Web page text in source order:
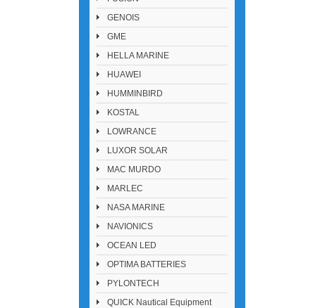
GENOIS
GME
HELLA MARINE
HUAWEI
HUMMINBIRD
KOSTAL
LOWRANCE
LUXOR SOLAR
MAC MURDO
MARLEC
NASA MARINE
NAVIONICS
OCEAN LED
OPTIMA BATTERIES
PYLONTECH
QUICK Nautical Equipment